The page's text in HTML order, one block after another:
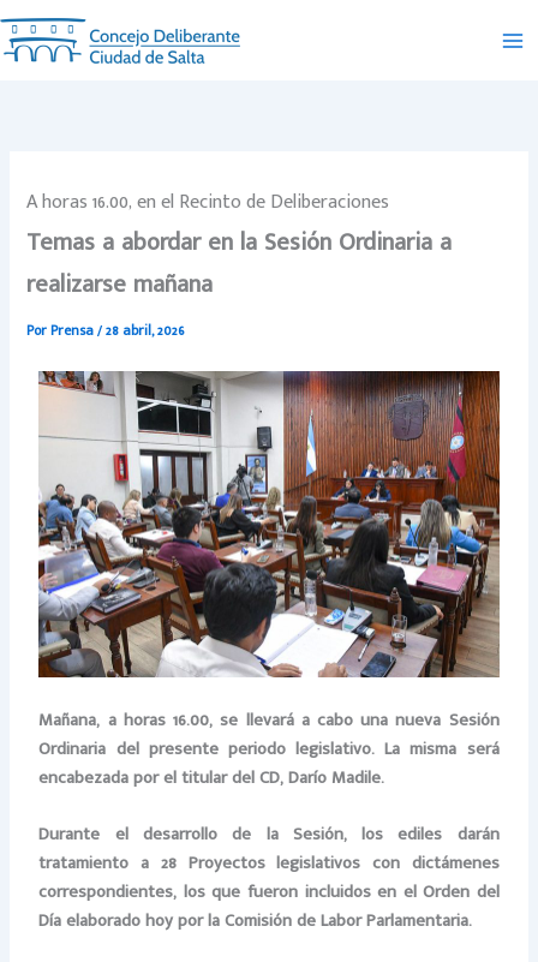
Ir
al
contenido
A horas 16.00, en el Recinto de Deliberaciones
Temas a abordar en la Sesión Ordinaria a
realizarse mañana
PorPrensa/28 abril, 2026
Mañana, a horas 16.00, se llevará a cabo una nueva Sesión
Ordinaria del presente periodo legislativo. La misma será
encabezada por el titular del CD, Darío Madile.
Durante el desarrollo de la Sesión, los ediles darán
tratamiento a 28 Proyectos legislativos con dictámenes
correspondientes, los que fueron incluidos en el Orden del
Día elaborado hoy por la Comisión de Labor Parlamentaria.